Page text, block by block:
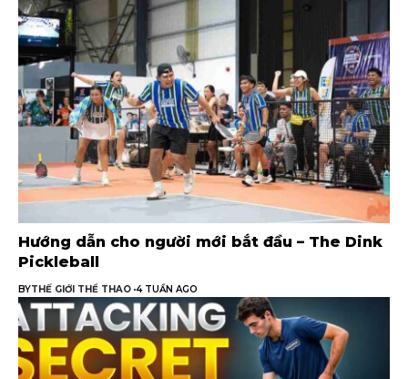
Hướng dẫn cho người mới bắt đầu – The Dink
Pickleball
BYTHẾ GIỚI THỂ THAO 4 TUẦN AGO